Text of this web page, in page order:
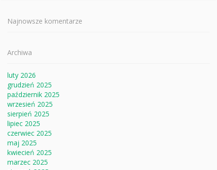
Najnowsze komentarze
Archiwa
luty 2026
grudzień 2025
październik 2025
wrzesień 2025
sierpień 2025
lipiec 2025
czerwiec 2025
maj 2025
kwiecień 2025
marzec 2025